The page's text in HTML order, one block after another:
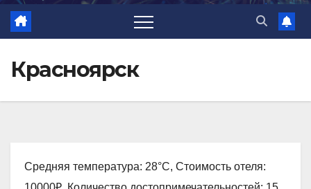
Красноярск
Средняя температура: 28°C, Стоимость отеля: